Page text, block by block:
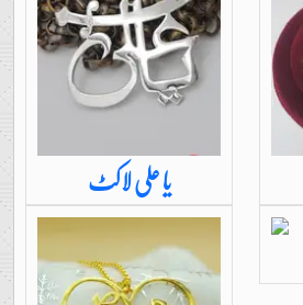
یا علی لاکٹ